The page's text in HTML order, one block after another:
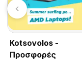
Kotsovolos -
Προσφορές